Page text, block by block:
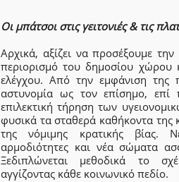
Οι μπάτσοι στις γειτονιές & τις
Αρχικά, αξίζει να προσέξουμε
περιορισμό του δημοσίου χώρου
ελέγχου. Από την εμφάνιση της
αστυνομία ως τον επίσημο, επί
επιλεκτική τήρηση των
φυσικά τα σταθερά καθήκοντα της
της νόμιμης κρατικής βίας.
αρμοδιότητες και νέα σώματα
Ξεδιπλώνεται μεθοδικά το
αγγίζοντας κάθε κοινωνικό πεδίο.